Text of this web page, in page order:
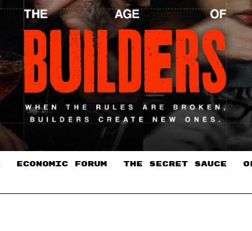
ECONOMIC FORUM THE SECRET SAUCE​